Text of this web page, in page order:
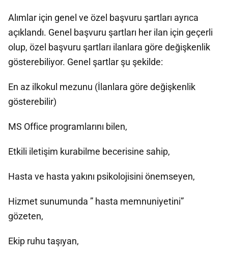
Alımlar için genel ve özel başvuru şartları ayrıca
açıklandı. Genel başvuru şartları her ilan için geçerli
olup, özel başvuru şartları ilanlara göre değişkenlik
gösterebiliyor. Genel şartlar şu şekilde:
En az ilkokul mezunu (İlanlara göre değişkenlik
gösterebilir)
MS Office programlarını bilen,
Etkili iletişim kurabilme becerisine sahip,
Hasta ve hasta yakını psikolojisini önemseyen,
Hizmet sunumunda ” hasta memnuniyetini”
gözeten,
Ekip ruhu taşıyan,